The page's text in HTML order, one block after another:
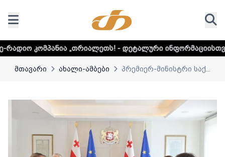
„თრიალეთს! - დეტალური ინფორმაციისთვის დააკლიკეთ
მთავარი ახალი-ამბები პრემიერ-მინისტრი საქ...